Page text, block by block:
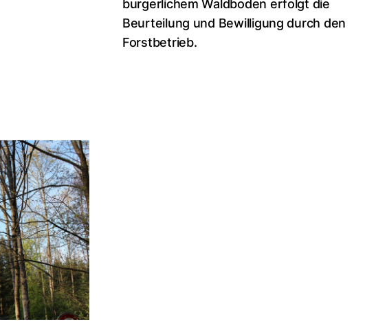
burgerlichem Waldboden erfolgt die
Beurteilung und Bewilligung durch den
Forstbetrieb.